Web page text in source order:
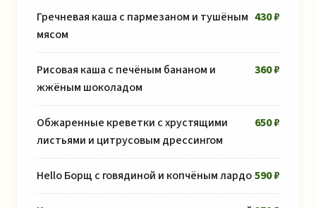
Гречневая каша с пармезаном и тушёным
мясом
430 ₽
Рисовая каша с печёным бананом и
жжёным шоколадом
360 ₽
Обжаренные креветки с хрустящими
листьями и цитрусовым дрессингом
650 ₽
Hello Борщ с говядиной и копчёным лардо590 ₽